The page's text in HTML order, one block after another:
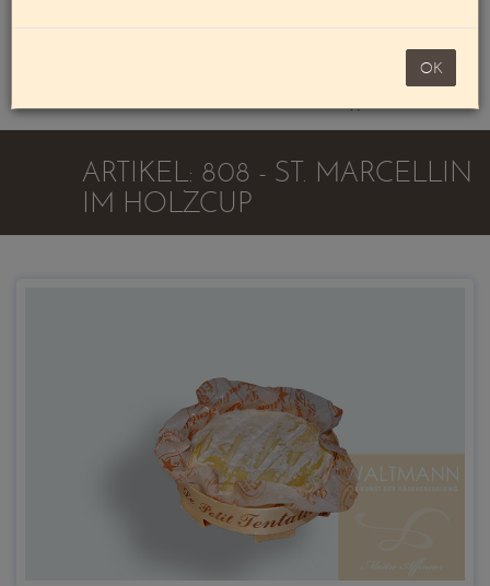
noch 100,00 €
Warenkorb
OK
ARTIKEL: 808 - ST. MARCELLIN
IM HOLZCUP